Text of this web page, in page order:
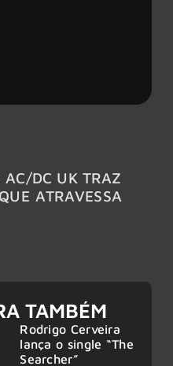
DC UK TRAZ
ATRAVESSA
TAMBÉM
Rodrigo Cerveira
lança o single “The
Searcher”